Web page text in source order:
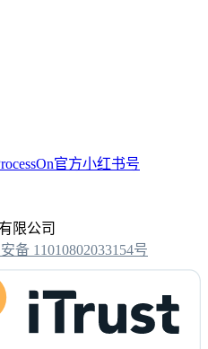
限公司
备 11010802033154号